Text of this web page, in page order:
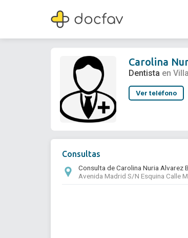
Carolina Nuria Alvarez Bigorda
Dentista
Carolina
Dentista en
Ver teléfono
Consultas
Consulta de Carolina Nuria Alvarez
Avenida Madrid S/N Esquina Calle